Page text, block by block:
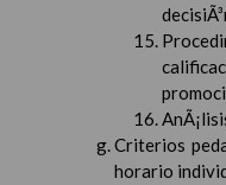
Criterios
horario